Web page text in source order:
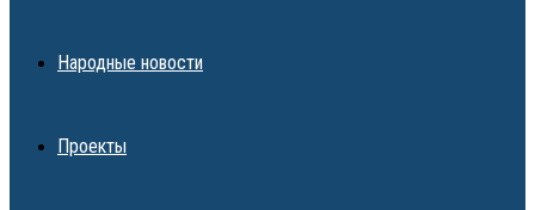
Народные новости
Проекты